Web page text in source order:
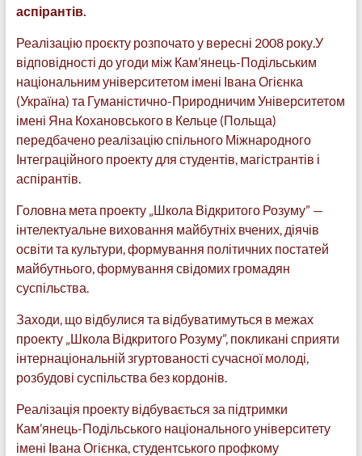
аспірантів.
Реалізацію проєкту розпочато у вересні 2008 року.У
відповідності до угоди між Кам’янець-Подільським
національним університетом імені Івана Огієнка
(Україна) та Гуманістично-Природничим Університетом
імені Яна Кохановського в Кельце (Польща)
передбачено реалізацію спільного Міжнародного
Інтеграційного проекту для студентів, магістрантів і
аспірантів.
Головна мета проекту „Школа Відкритого Розуму” —
інтелектуальне виховання майбутніх вчених, діячів
освіти та культури, формування політичних постатей
майбутнього, формування свідомих громадян
суспільства.
Заходи, що відбулися та відбуватимуться в межах
проекту „Школа Відкритого Розуму”, покликані сприяти
інтернаціональній згуртованості сучасної молоді,
розбудові суспільства без кордонів.
Реалізація проекту відбувається за підтримки
Кам’янець-Подільського національного університету
імені Івана Огієнка, студентського профкому